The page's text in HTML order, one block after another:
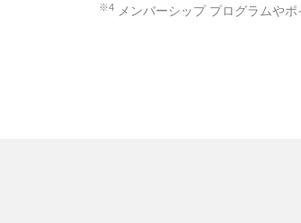
※4 メンバーシップ プログラムや